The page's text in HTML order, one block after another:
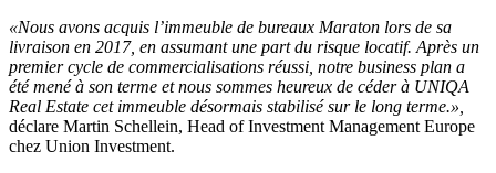
«Nous avons acquis l’immeuble de bureaux Maraton lors de sa
livraison en 2017, en assumant une part du risque locatif. Après un
premier cycle de commercialisations réussi, notre business plan a
été mené à son terme et nous sommes heureux de céder à UNIQA
Real Estate cet immeuble désormais stabilisé sur le long terme.»,
déclare Martin Schellein, Head of Investment Management Europe
chez Union Investment.